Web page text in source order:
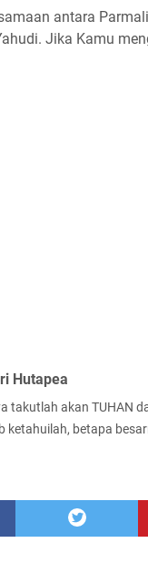
antara
Jika Kamu
Hutapea
takutlah akan TUHAN
ketahuilah, betapa